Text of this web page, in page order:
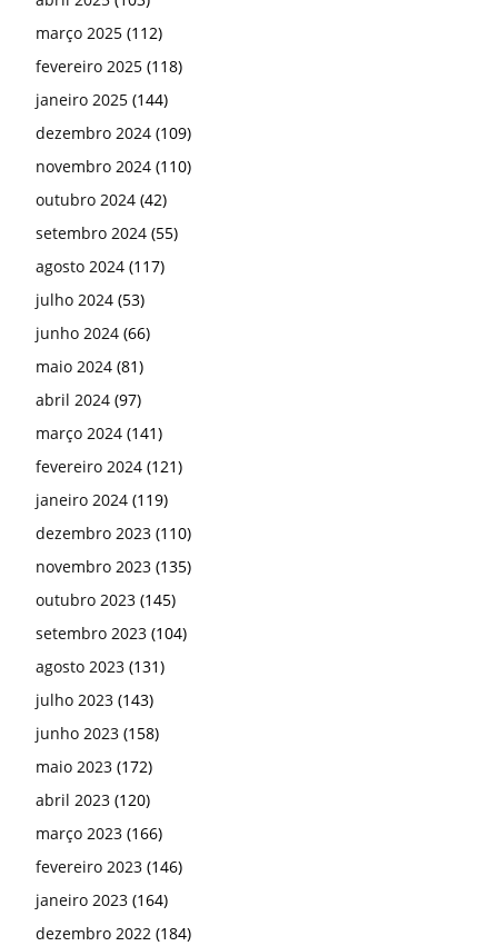
março 2025 (112)
fevereiro 2025 (118)
janeiro 2025 (144)
dezembro 2024 (109)
novembro 2024 (110)
outubro 2024 (42)
setembro 2024 (55)
agosto 2024 (117)
julho 2024 (53)
junho 2024 (66)
maio 2024 (81)
abril 2024 (97)
março 2024 (141)
fevereiro 2024 (121)
janeiro 2024 (119)
dezembro 2023 (110)
novembro 2023 (135)
outubro 2023 (145)
setembro 2023 (104)
agosto 2023 (131)
julho 2023 (143)
junho 2023 (158)
maio 2023 (172)
abril 2023 (120)
março 2023 (166)
fevereiro 2023 (146)
janeiro 2023 (164)
dezembro 2022 (184)